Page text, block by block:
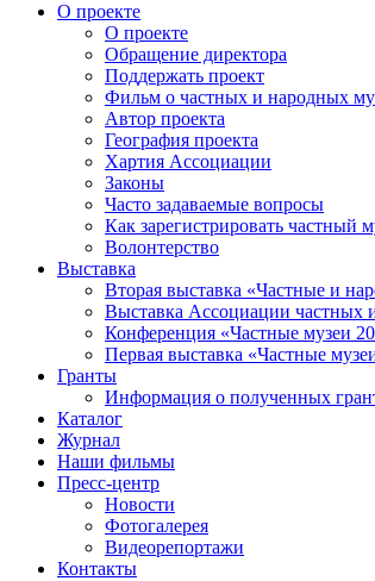
О проекте
О проекте
Обращение директора
Поддержать проект
Фильм о частных и народных
Автор проекта
География проекта
Хартия Ассоциации
Законы
Часто задаваемые вопросы
Как зарегистрировать частный
Волонтерство
Выставка
Вторая выставка «Частные и
Выставка Ассоциации частных
Конференция «Частные музеи
Первая выставка «Частные
Гранты
Информация о полученных
Каталог
Журнал
Наши фильмы
Пресс-центр
Новости
Фотогалерея
Видеорепортажи
Контакты